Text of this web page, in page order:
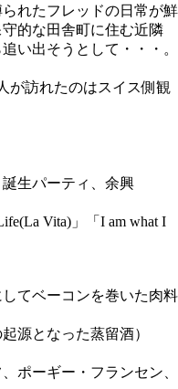
れたフレッドの日常が鮮
的な田舎町に住む近隣
い出そうとして・・・。
が訪れたのはスイス側観
生パーティ、余興
Vita)」「I am what I
てベーコンを巻いた肉料
源となった蒸留酒）
ポーギー・フランセン、